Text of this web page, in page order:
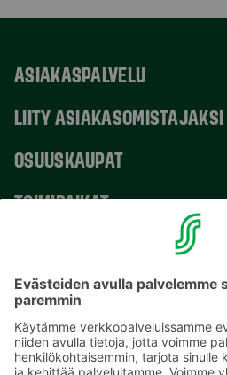
ASIAKASPALVELU
LIITY ASIAKASOMISTAJAKSI
OSUUSKAUPAT
TOIMIPAIKAT